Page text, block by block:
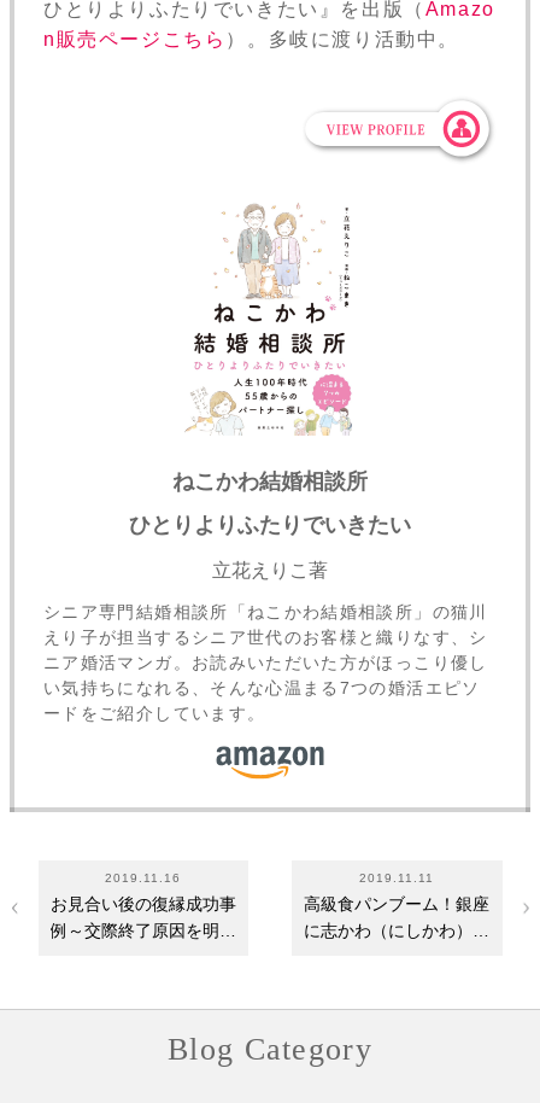
ひとりよりふたりでいきたい』を出版（ Amazo
n販売ページこちら ）。多岐に渡り活動中。
ねこかわ結婚相談所
ひとりよりふたりでいきたい
立花えりこ著
シニア専門結婚相談所「ねこかわ結婚相談所」の猫川
えり子が担当するシニア世代のお客様と織りなす、シ
ニア婚活マンガ。お読みいただいた方がほっこり優し
い気持ちになれる、そんな心温まる7つの婚活エピソ
ードをご紹介しています。
2019.11.16
お見合い後の復縁成功事
例～交際終了原因を明確
2019.11.11
高級食パンブーム！銀座
に志かわ（にしかわ）の
Blog Category